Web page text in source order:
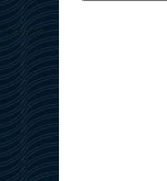
Bluesky